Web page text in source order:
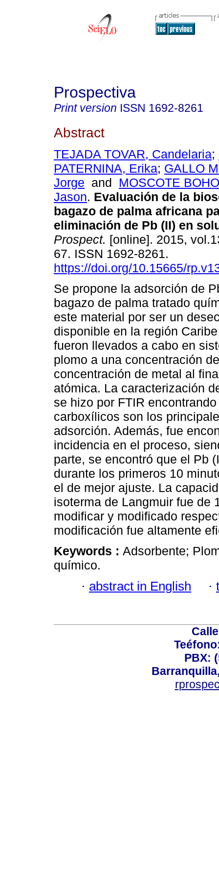
Prospectiva
Print version ISSN 1692-8261
Abstract
TEJADA TOVAR, Candelaria;
PATERNINA, Erika; GALLO
Jorge and MOSCOTE
Jason. Evaluación de la
bagazo de palma africana
eliminación de Pb (II) en
Prospect. [online]. 2015,
67. ISSN 1692-8261.
https://doi.org/10.15665/
Se propone la adsorción de
bagazo de palma tratado
este material por ser un
disponible en la región
fueron llevados a cabo en
plomo a una concentración
concentración de metal al
atómica. La caracterización
se hizo por FTIR
carboxílicos son los
adsorción. Además, fue
incidencia en el proceso,
parte, se encontró que el Pb
durante los primeros 10
el de mejor ajuste. La
isoterma de Langmuir fue de
modificar y modificado
modificación fue altamente
Keywords : Adsorbente;
químico.
· abstract in English ·
PBX: